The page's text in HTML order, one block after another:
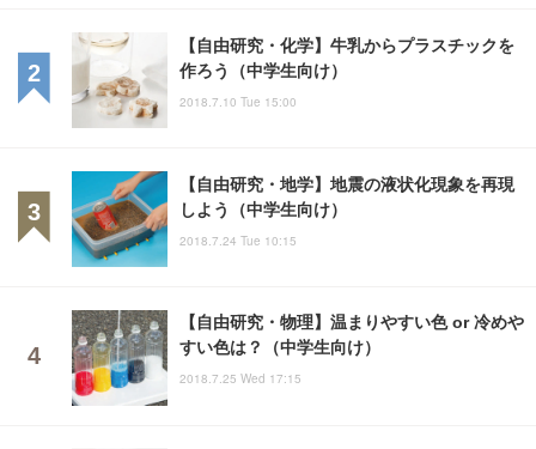
【自由研究・化学】牛乳からプラスチックを
作ろう（中学生向け）
2018.7.10 Tue 15:00
【自由研究・地学】地震の液状化現象を再現
しよう（中学生向け）
2018.7.24 Tue 10:15
【自由研究・物理】温まりやすい色 or 冷めや
すい色は？（中学生向け）
2018.7.25 Wed 17:15